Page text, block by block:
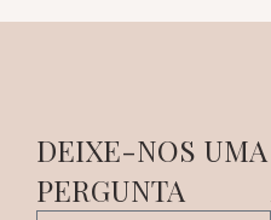
DEIXE-NOS UMA
PERGUNTA